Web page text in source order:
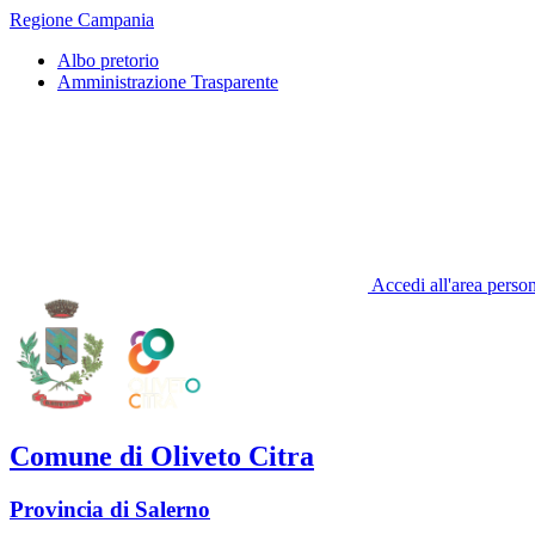
Regione Campania
Albo pretorio
Amministrazione Trasparente
Accedi all'area
Comune di Oliveto Citra
Provincia di Salerno